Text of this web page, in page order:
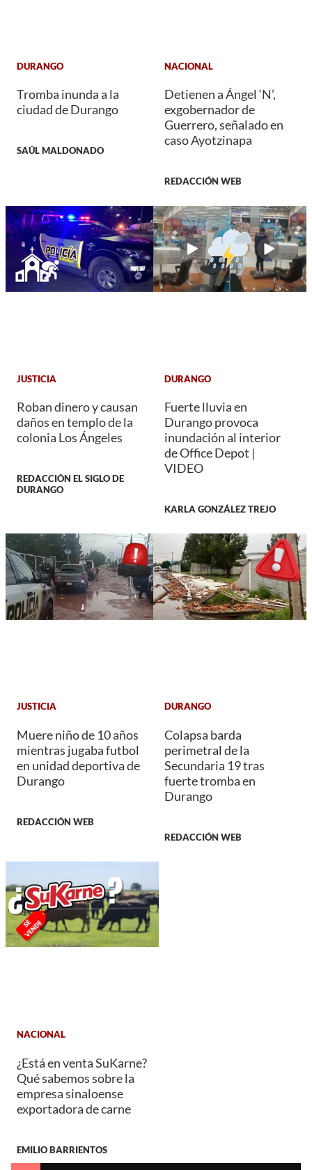
DURANGO
Tromba inunda a la
ciudad de Durango
SAÚL MALDONADO
NACIONAL
Detienen a Ángel ‘N’,
exgobernador de
Guerrero, señalado en
caso Ayotzinapa
REDACCIÓN WEB
JUSTICIA
Roban dinero y causan
daños en templo de la
colonia Los Ángeles
REDACCIÓN EL SIGLO DE
DURANGO
DURANGO
Fuerte lluvia en
Durango provoca
inundación al interior
de Office Depot |
VIDEO
KARLA GONZÁLEZ TREJO
JUSTICIA
Muere niño de 10 años
mientras jugaba futbol
en unidad deportiva de
Durango
REDACCIÓN WEB
DURANGO
Colapsa barda
perimetral de la
Secundaria 19 tras
fuerte tromba en
Durango
REDACCIÓN WEB
NACIONAL
¿Está en venta SuKarne?
Qué sabemos sobre la
empresa sinaloense
exportadora de carne
EMILIO BARRIENTOS